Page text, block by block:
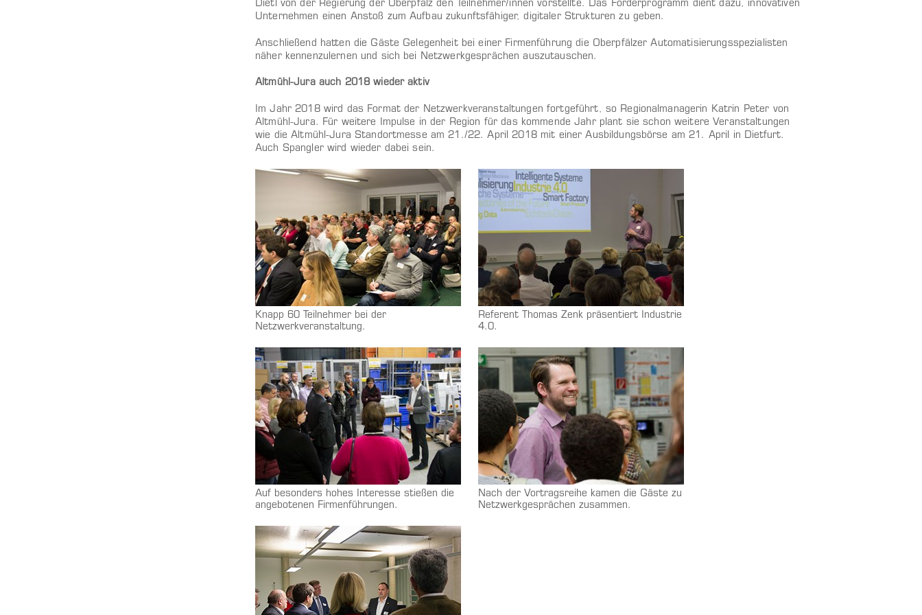
Dietl von der Regierung der Oberpfalz den Teilnehmer/innen vorstellte. Das Förderprogramm dient dazu, innovativen
Unternehmen einen Anstoß zum Aufbau zukunftsfähiger, digitaler Strukturen zu geben.
Anschließend hatten die Gäste Gelegenheit bei einer Firmenführung die Oberpfälzer Automatisierungsspezialisten
näher kennenzulernen und sich bei Netzwerkgesprächen auszutauschen.
Altmühl-Jura auch 2018 wieder aktiv
Im Jahr 2018 wird das Format der Netzwerkveranstaltungen fortgeführt, so Regionalmanagerin Katrin Peter von
Altmühl-Jura. Für weitere Impulse in der Region für das kommende Jahr plant sie schon weitere Veranstaltungen
wie die Altmühl-Jura Standortmesse am 21./22. April 2018 mit einer Ausbildungsbörse am 21. April in Dietfurt.
Auch Spangler wird wieder dabei sein.
Knapp 60 Teilnehmer bei der
Netzwerkveranstaltung.
Referent Thomas Zenk präsentiert Industrie
4.0.
Auf besonders hohes Interesse stießen die
angebotenen Firmenführungen.
Nach der Vortragsreihe kamen die Gäste zu
Netzwerkgesprächen zusammen.